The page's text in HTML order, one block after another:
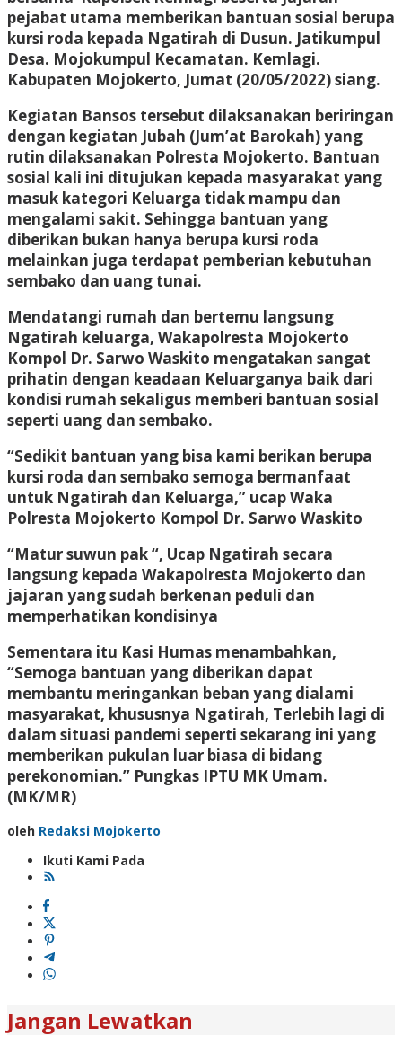
pejabat utama memberikan bantuan sosial berupa
kursi roda kepada Ngatirah di Dusun. Jatikumpul
Desa. Mojokumpul Kecamatan. Kemlagi.
Kabupaten Mojokerto, Jumat (20/05/2022) siang.
Kegiatan Bansos tersebut dilaksanakan beriringan
dengan kegiatan Jubah (Jum’at Barokah) yang
rutin dilaksanakan Polresta Mojokerto. Bantuan
sosial kali ini ditujukan kepada masyarakat yang
masuk kategori Keluarga tidak mampu dan
mengalami sakit. Sehingga bantuan yang
diberikan bukan hanya berupa kursi roda
melainkan juga terdapat pemberian kebutuhan
sembako dan uang tunai.
Mendatangi rumah dan bertemu langsung
Ngatirah keluarga, Wakapolresta Mojokerto
Kompol Dr. Sarwo Waskito mengatakan sangat
prihatin dengan keadaan Keluarganya baik dari
kondisi rumah sekaligus memberi bantuan sosial
seperti uang dan sembako.
“Sedikit bantuan yang bisa kami berikan berupa
kursi roda dan sembako semoga bermanfaat
untuk Ngatirah dan Keluarga,” ucap Waka
Polresta Mojokerto Kompol Dr. Sarwo Waskito
“Matur suwun pak “, Ucap Ngatirah secara
langsung kepada Wakapolresta Mojokerto dan
jajaran yang sudah berkenan peduli dan
memperhatikan kondisinya
Sementara itu Kasi Humas menambahkan,
“Semoga bantuan yang diberikan dapat
membantu meringankan beban yang dialami
masyarakat, khususnya Ngatirah, Terlebih lagi di
dalam situasi pandemi seperti sekarang ini yang
memberikan pukulan luar biasa di bidang
perekonomian.” Pungkas IPTU MK Umam.
(MK/MR)
oleh Redaksi Mojokerto
Ikuti Kami Pada
Jangan Lewatkan